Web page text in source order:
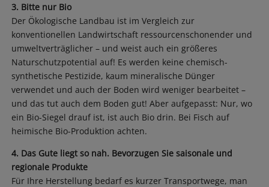
3. Bitte nur Bio
Der Ökologische Landbau ist im Vergleich zur
konventionellen Landwirtschaft ressourcenschonender und
umweltverträglicher – und weist auch ein größeres
Naturschutzpotential auf! Es werden keine chemisch-
synthetische Pestizide, kaum mineralische Dünger
verwendet und auch der Boden wird weniger bearbeitet –
und das tut auch dem Boden gut! Aber aufgepasst: Nur, wo
ein Bio-Siegel drauf ist, ist auch Bio drin. Bei Fisch auf
heimische Bio-Produktion achten.
4. Das Gute liegt so nah. Bevorzugen Sie saisonale und
regionale Produkte
Für Ihre Herstellung bedarf es kurzer Transportwege, man